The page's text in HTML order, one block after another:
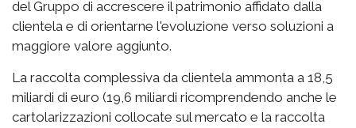
del Gruppo di accrescere il patrimonio affidato dalla
clientela e di orientarne l'evoluzione verso soluzioni a
maggiore valore aggiunto.
La raccolta complessiva da clientela ammonta a 18,5
miliardi di euro (19,6 miliardi ricomprendendo anche le
cartolarizzazioni collocate sul mercato e la raccolta